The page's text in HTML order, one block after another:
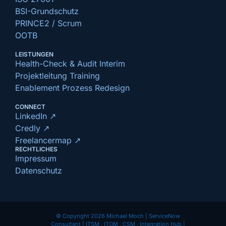
BSI-Grundschutz
PRINCE2 / Scrum
OOTB
LEISTUNGEN
Health-Check & Audit Interim
Projektleitung Training
Enablement Prozess Redesign
CONNECT
LinkedIn ↗
Credly ↗
Freelancermap ↗
RECHTLICHES
Impressum
Datenschutz
© Copyright 2026 Michael Moch | ServiceNow
Consultant | ITSM . ITOM . CSM . Integration Hub |